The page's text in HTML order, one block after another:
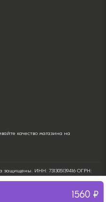
1560 ₽
защищены. ИНН: 731305139416 ОГРН:
расходных материалов для оргтехники
собственностью их владельцев и
Вся информация на сайте носит